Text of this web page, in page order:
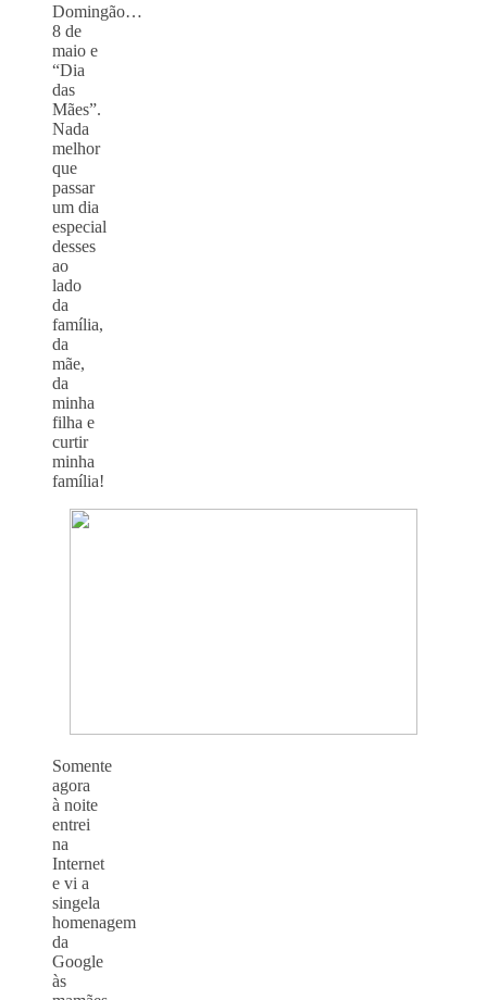
Domingão…
8 de
maio e
“Dia
das
Mães”.
Nada
melhor
que
passar
um dia
especial
desses
ao
lado
da
família,
da
mãe,
da
minha
filha e
curtir
minha
família!
Somente
agora
à noite
entrei
na
Internet
e vi a
singela
homenagem
da
Google
às